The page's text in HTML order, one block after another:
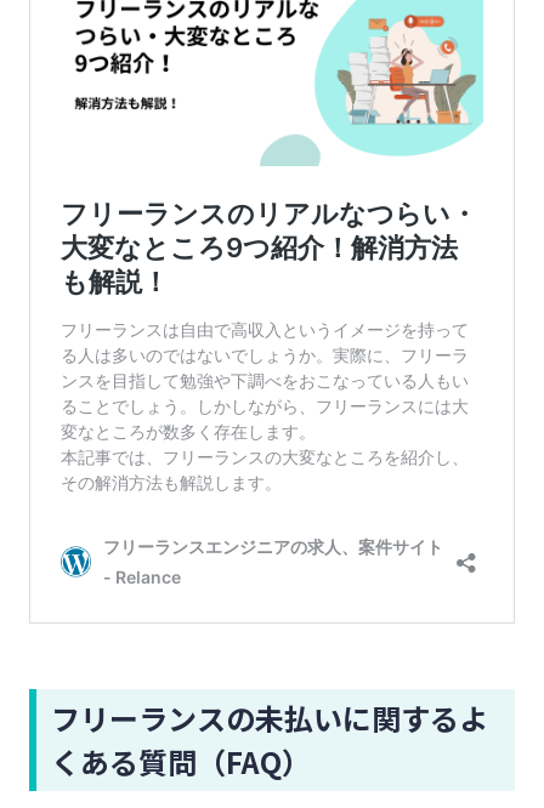
フリーランスの未払いに関するよ
くある質問（FAQ）